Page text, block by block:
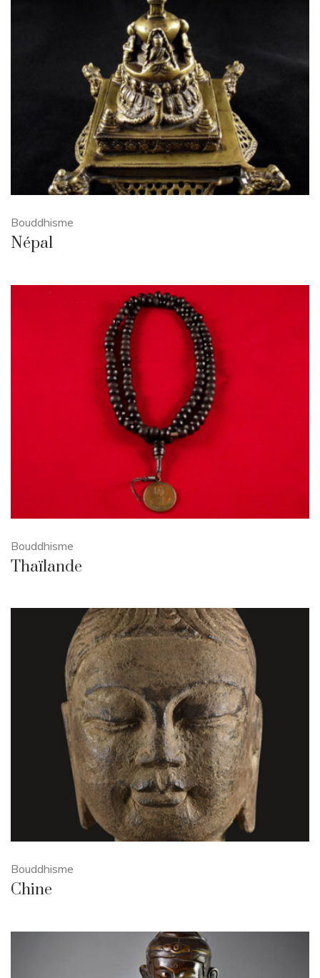
Bouddhisme
Népal
Bouddhisme
Thaïlande
Bouddhisme
Chine